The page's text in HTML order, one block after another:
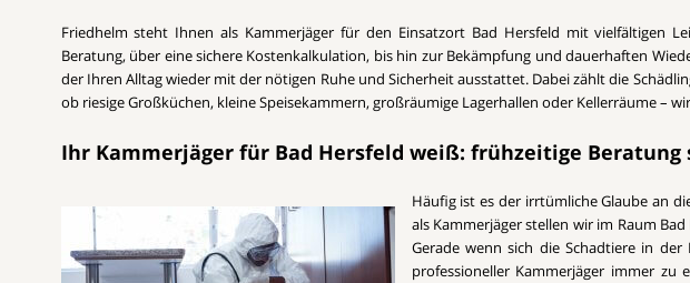
Friedhelm steht Ihnen als Kammerjäger für den Einsatzort Bad Hersfeld mit vielfältigen
Beratung, über eine sichere Kostenkalkulation, bis hin zur Bekämpfung und dauerhaften
der Ihren Alltag wieder mit der nötigen Ruhe und Sicherheit ausstattet. Dabei zählt die
ob riesige Großküchen, kleine Speisekammern, großräumige Lagerhallen oder Kellerräume –
Ihr Kammerjäger für Bad Hersfeld weiß: frühzeitige Beratung
Häufig ist es der irrtümliche Glaube an
als Kammerjäger stellen wir im Raum
Gerade wenn sich die Schadtiere in
professioneller Kammerjäger immer